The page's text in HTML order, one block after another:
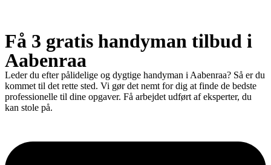
Få 3 gratis handyman tilbud i
Aabenraa
Leder du efter pålidelige og dygtige handyman i Aabenraa? Så er du
kommet til det rette sted. Vi gør det nemt for dig at finde de bedste
professionelle til dine opgaver. Få arbejdet udført af eksperter, du
kan stole på.